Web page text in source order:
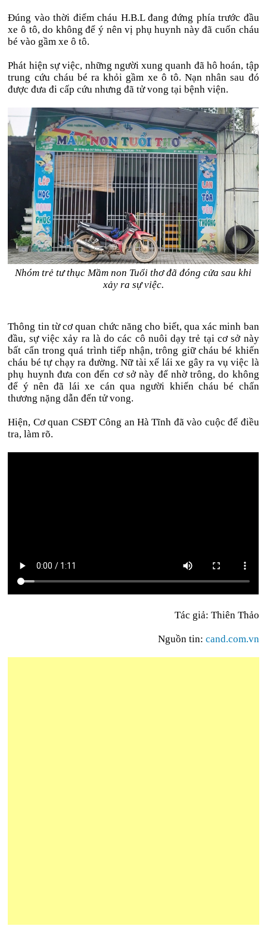
Đúng vào thời điểm cháu H.B.L đang đứng phía trước đầu
xe ô tô, do không để ý nên vị phụ huynh này đã cuốn cháu
bé vào gầm xe ô tô.
Phát hiện sự việc, những người xung quanh đã hô hoán, tập
trung cứu cháu bé ra khỏi gầm xe ô tô. Nạn nhân sau đó
được đưa đi cấp cứu nhưng đã tử vong tại bệnh viện.
Nhóm trẻ tư thục Mầm non Tuổi thơ đã đóng cửa sau khi
xảy ra sự việc.
Thông tin từ cơ quan chức năng cho biết, qua xác minh ban
đầu, sự việc xảy ra là do các cô nuôi dạy trẻ tại cơ sở này
bất cẩn trong quá trình tiếp nhận, trông giữ cháu bé khiến
cháu bé tự chạy ra đường. Nữ tài xế lái xe gây ra vụ việc là
phụ huynh đưa con đến cơ sở này để nhờ trông, do không
để ý nên đã lái xe cán qua người khiến cháu bé chấn
thương nặng dẫn đến tử vong.
Hiện, Cơ quan CSĐT Công an Hà Tĩnh đã vào cuộc để điều
tra, làm rõ.
Tác giả: Thiên Thảo
Nguồn tin: cand.com.vn